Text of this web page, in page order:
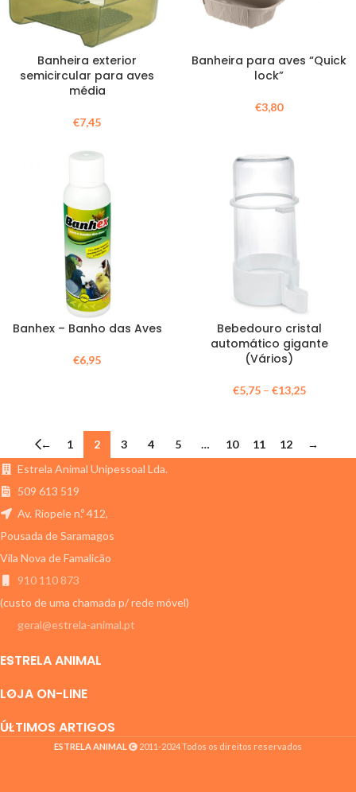
Banheira exterior
semicircular para aves
média
€7,45
Banheira para aves “Quick
lock”
€3,80
Banhex – Banho das Aves
€6,95
Bebedouro cristal
automático gigante
(Vários)
€5,75– €13,25
← 1 2 3 4 5 … 10 11 12
→
Estrela Animal Unipessoal Lda.
509 613 519
Av. Riopele n.º 412,
Pousada de Saramagos
Vila Nova de Famalicão
910 110 873
(custo de uma chamada p/ rede móvel)
geral@estrela-animal.pt
ESTRELA ANIMAL
LOJA ON-LINE
ÚLTIMOS ARTIGOS
ESTRELA ANIMAL 2011-2024 Todos os direitos reservados